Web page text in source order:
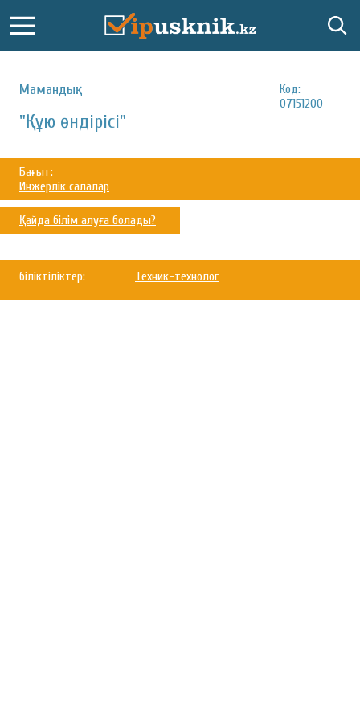
Мамандық:
Код:
07151200
"Құю өндірісі"
Бағыт:
Инжерлік салалар
Қайда білім алуға болады?
біліктіліктер: Техник-технолог